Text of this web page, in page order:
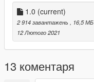
1.0 (current)
2 914 завантажень , 16,5 МБ
12 Лютого 2021
13 коментаря